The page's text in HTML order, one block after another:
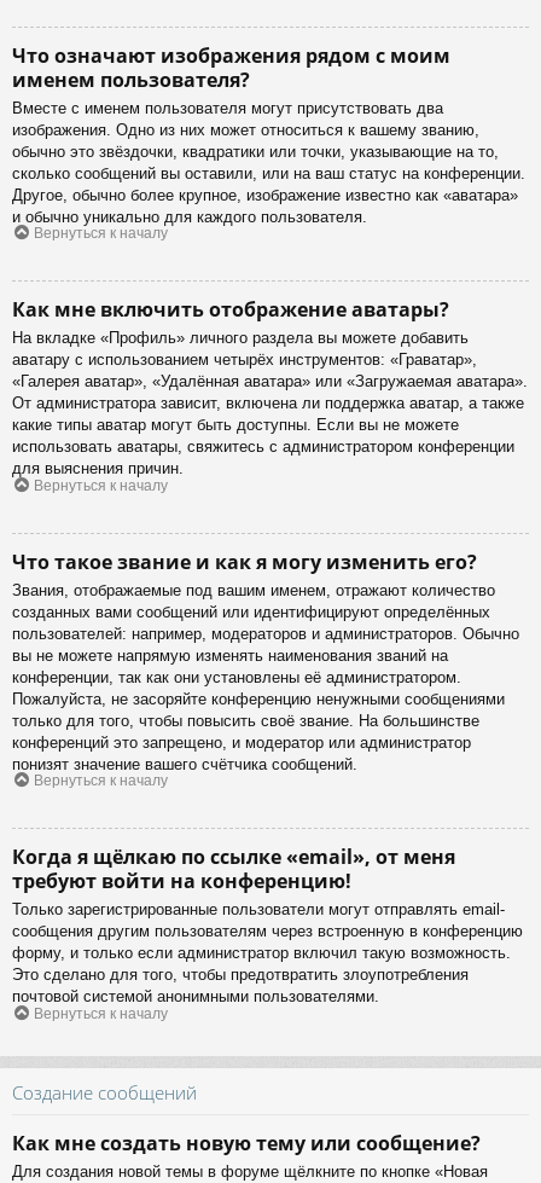
Что означают изображения рядом с моим
именем пользователя?
Вместе с именем пользователя могут присутствовать два
изображения. Одно из них может относиться к вашему званию,
обычно это звёздочки, квадратики или точки, указывающие на то,
сколько сообщений вы оставили, или на ваш статус на конференции.
Другое, обычно более крупное, изображение известно как «аватара»
и обычно уникально для каждого пользователя.
Вернуться к началу
Как мне включить отображение аватары?
На вкладке «Профиль» личного раздела вы можете добавить
аватару с использованием четырёх инструментов: «Граватар»,
«Галерея аватар», «Удалённая аватара» или «Загружаемая аватара».
От администратора зависит, включена ли поддержка аватар, а также
какие типы аватар могут быть доступны. Если вы не можете
использовать аватары, свяжитесь с администратором конференции
для выяснения причин.
Вернуться к началу
Что такое звание и как я могу изменить его?
Звания, отображаемые под вашим именем, отражают количество
созданных вами сообщений или идентифицируют определённых
пользователей: например, модераторов и администраторов. Обычно
вы не можете напрямую изменять наименования званий на
конференции, так как они установлены её администратором.
Пожалуйста, не засоряйте конференцию ненужными сообщениями
только для того, чтобы повысить своё звание. На большинстве
конференций это запрещено, и модератор или администратор
понизят значение вашего счётчика сообщений.
Вернуться к началу
Когда я щёлкаю по ссылке «email», от меня
требуют войти на конференцию!
Только зарегистрированные пользователи могут отправлять email-
сообщения другим пользователям через встроенную в конференцию
форму, и только если администратор включил такую возможность.
Это сделано для того, чтобы предотвратить злоупотребления
почтовой системой анонимными пользователями.
Вернуться к началу
Создание сообщений
Как мне создать новую тему или сообщение?
Для создания новой темы в форуме щёлкните по кнопке «Новая